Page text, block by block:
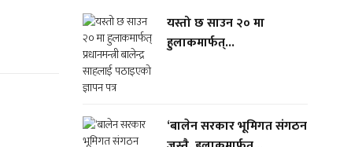
यस्तो छ साउन २० मा
हुलाकमार्फत्...
‘बालेन सरकार भूमिगत संगठन